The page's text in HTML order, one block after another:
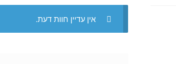
אין עדיין חוות דעת.